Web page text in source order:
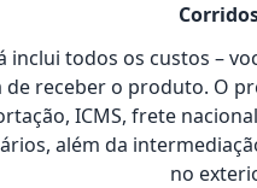
inclui todos os custos –
de receber o produto. O
ICMS, frete
além da
no